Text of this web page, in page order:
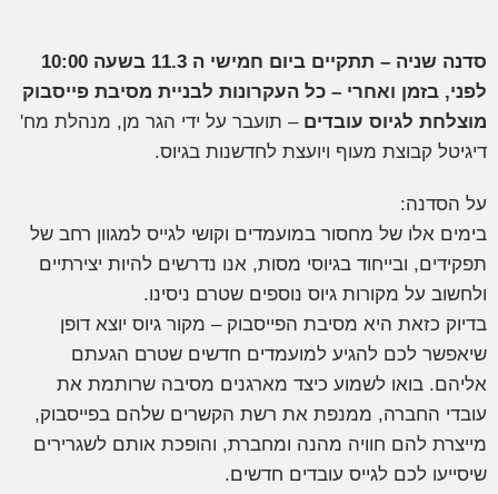
סדנה שניה – תתקיים ביום חמישי ה 11.3 בשעה 10:00
לפני, בזמן ואחרי – כל העקרונות לבניית מסיבת פייסבוק
מוצלחת לגיוס עובדים– תועבר על ידי הגר מן, מנהלת מח'
דיגיטל קבוצת מעוף ויועצת לחדשנות בגיוס.
על הסדנה:
בימים אלו של מחסור במועמדים וקושי לגייס למגוון רחב של
תפקידים, ובייחוד בגיוסי מסות, אנו נדרשים להיות יצירתיים
ולחשוב על מקורות גיוס נוספים שטרם ניסינו.
בדיוק כזאת היא מסיבת הפייסבוק – מקור גיוס יוצא דופן
שיאפשר לכם להגיע למועמדים חדשים שטרם הגעתם
אליהם. בואו לשמוע כיצד מארגנים מסיבה שרותמת את
עובדי החברה, ממנפת את רשת הקשרים שלהם בפייסבוק,
מייצרת להם חוויה מהנה ומחברת, והופכת אותם לשגרירים
שיסייעו לכם לגייס עובדים חדשים.